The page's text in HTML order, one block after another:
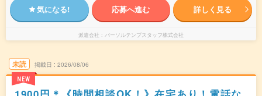
気になる! 応募へ進む 詳しく見る
派遣会社 パーソルテンプスタッフ株式会社
未読
NEW
掲載日 2026/08/06